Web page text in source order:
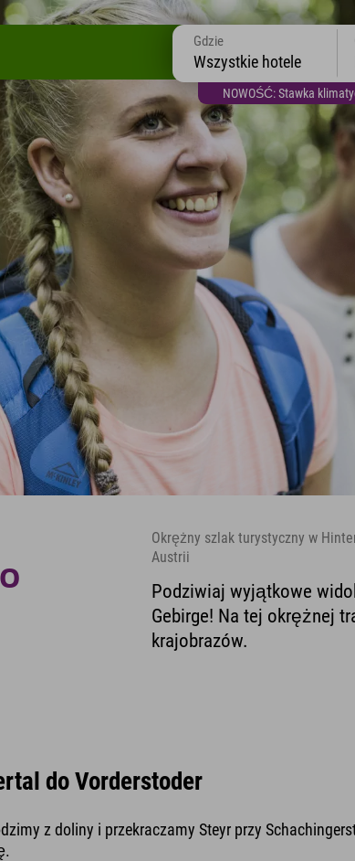
NOWOŚĆ: Stawka
Gdzie
Wszystkie hotele
Okrężny szlak turystyczny w
Austrii
Podziwiaj wyjątkowe
Gebirge! Na tej okrężnej
krajobrazów.
do Vorderstoder
z doliny i przekraczamy Steyr przy